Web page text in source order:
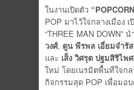
ในงานเปิดตัว “
POP มาไว้ใจกลางเมือง
“THREE MAN DOWN” น
วงศ์, ตูน พีรพล เอี่ยมจำรัส
และ เส็ง วิศรุต ปฐมสิริไพ
ใหม่ โดยเนรมิตพื้นที่ใจกล
กิจกรรมสุด POP เพื่อม